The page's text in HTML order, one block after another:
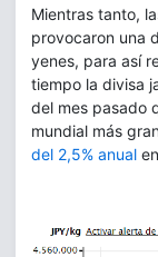
Mientras tanto,
provocaron una
yenes, para así
tiempo la divisa
del mes pasado
mundial más
del 2,5% anual